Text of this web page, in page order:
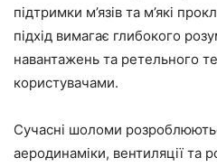
підтримки м’язів та м’які
підхід вимагає глибокого
навантажень та ретельного
користувачами.
Сучасні шоломи
аеродинаміки, вентиляції та